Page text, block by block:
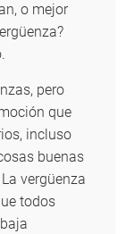
o mejor
pero
que
incluso
buenas
vergüenza
todos